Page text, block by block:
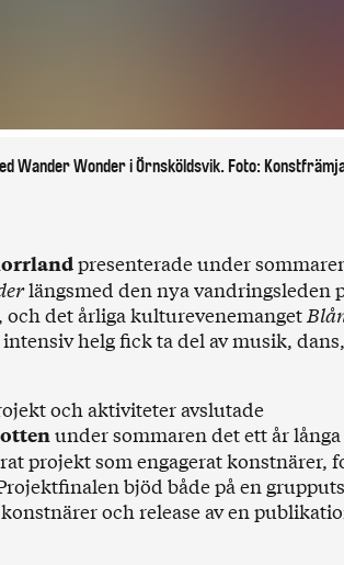
Wander Wonder i Örnsköldsvik. Foto:
presenterade under
längsmed den nya vandringsleden
det årliga kulturevenemanget
helg fick ta del av musik, dans,
och aktiviteter avslutade
under sommaren det ett år
projekt som engagerat konstnärer,
bjöd både på en
och release av en